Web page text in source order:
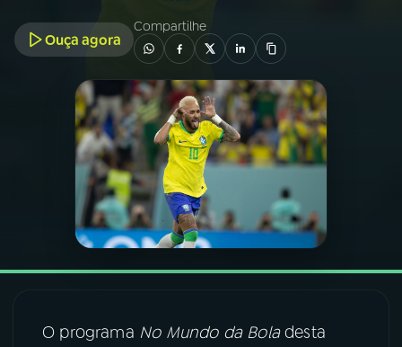
02A RÁDIO
PROGRAMAÇÃO
PROGRAMAS
PODCASTS
06VIDEOCASTS
07ÚLTIMAS
Ouça agora
Compartilhe
O programa No Mundo da Boladesta